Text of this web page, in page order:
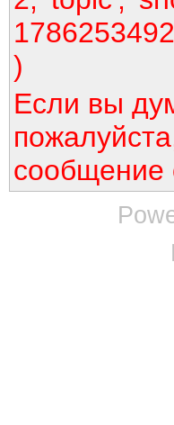
)
Если вы
сообщение